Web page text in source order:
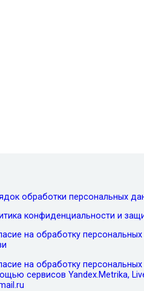
обработки персональных
конфиденциальности и
на обработку
на обработку
сервисов Yandex.Metrika,